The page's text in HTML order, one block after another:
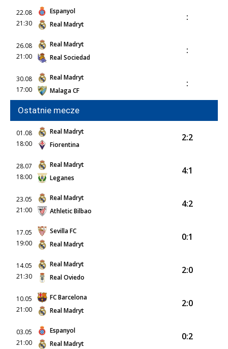
22.08
21:30
Espanyol
Real Madryt
:
26.08
21:00
Real Madryt
Real Sociedad
:
30.08
17:00
Real Madryt
Malaga CF
:
Ostatnie mecze
01.08
18:00
Real Madryt
Fiorentina
2:2
28.07
18:00
Real Madryt
Leganes
4:1
23.05
21:00
Real Madryt
Athletic Bilbao
4:2
17.05
19:00
Sevilla FC
Real Madryt
0:1
14.05
21:30
Real Madryt
Real Oviedo
2:0
10.05
21:00
FC Barcelona
Real Madryt
2:0
03.05
21:00
Espanyol
Real Madryt
0:2